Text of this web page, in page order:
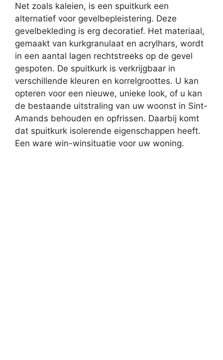
Net zoals kaleien, is een spuitkurk een
alternatief voor gevelbepleistering. Deze
gevelbekleding is erg decoratief. Het materiaal,
gemaakt van kurkgranulaat en acrylhars, wordt
in een aantal lagen rechtstreeks op de gevel
gespoten. De spuitkurk is verkrijgbaar in
verschillende kleuren en korrelgroottes. U kan
opteren voor een nieuwe, unieke look, of u kan
de bestaande uitstraling van uw woonst in Sint-
Amands behouden en opfrissen. Daarbij komt
dat spuitkurk isolerende eigenschappen heeft.
Een ware win-winsituatie voor uw woning.